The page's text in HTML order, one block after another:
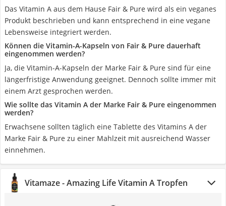
Das Vitamin A aus dem Hause Fair & Pure wird als ein veganes
Produkt beschrieben und kann entsprechend in eine vegane
Lebensweise integriert werden.
Können die Vitamin-A-Kapseln von Fair & Pure dauerhaft
eingenommen werden?
Ja, die Vitamin-A-Kapseln der Marke Fair & Pure sind für eine
längerfristige Anwendung geeignet. Dennoch sollte immer mit
einem Arzt gesprochen werden.
Wie sollte das Vitamin A der Marke Fair & Pure eingenommen
werden?
Erwachsene sollten täglich eine Tablette des Vitamins A der
Marke Fair & Pure zu einer Mahlzeit mit ausreichend Wasser
einnehmen.
Vitamaze - Amazing Life Vitamin A Tropfen